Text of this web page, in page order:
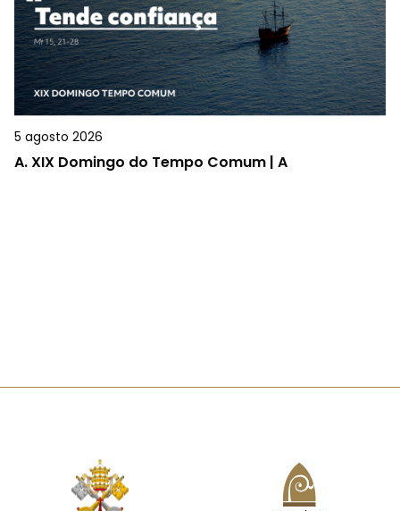
5 agosto 2026
A.XIX Domingo do Tempo Comum | A